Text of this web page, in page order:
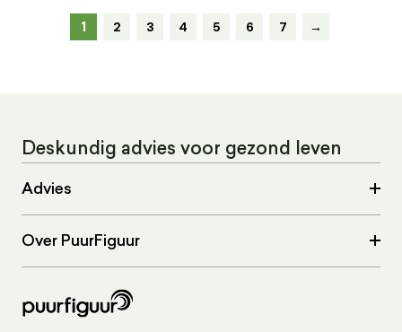
1 2 3 4 5 6 7 →
Deskundig advies voor gezond leven
Advies
Over PuurFiguur